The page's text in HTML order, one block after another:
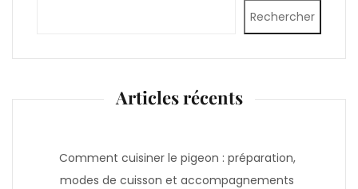
Rechercher
Articles récents
Comment cuisiner le pigeon : préparation,
modes de cuisson et accompagnements